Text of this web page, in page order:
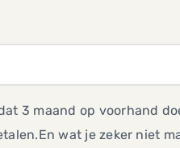
3 maand op voorhand
wat je zeker niet